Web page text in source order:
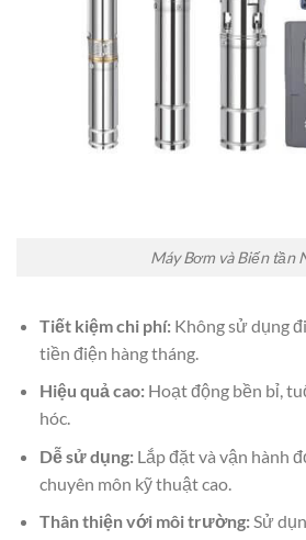
Máy Bơm và Biến tần
Tiết kiệm chi phí:Không sử dụng
tiền điện hàng tháng.
Hiệu quả cao:Hoạt động bền bỉ,
hóc.
Dễ sử dụng:Lắp đặt và vận hành
chuyên môn kỹ thuật cao.
Thân thiện với môi trường:Sử